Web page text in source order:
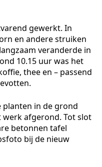
gewerkt. In
en andere struiken
veranderde in
10.15 uur was het
thee en – passend
planten in de grond
werk afgerond. Tot slot
betonnen tafel
bij de nieuw